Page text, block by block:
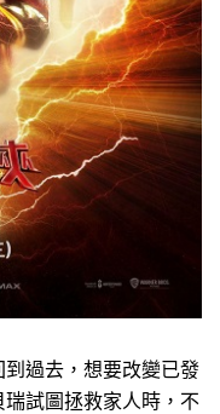
過去，想要改變已發
試圖拯救家人時，不